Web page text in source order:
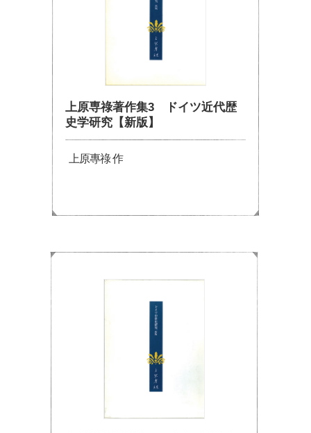
上原専祿著作集3 ドイツ近代歴
史学研究【新版】
上原專祿 作